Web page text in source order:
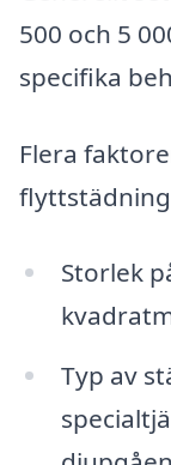
500 och 5
specifika
Flera
Storlek
Typ av